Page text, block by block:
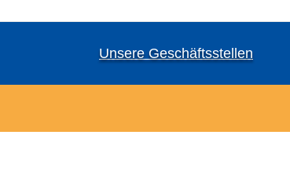
Unsere Geschäftsstellen